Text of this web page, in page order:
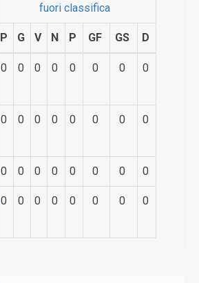
fuori classifica
P G V N P GF GS D
0 0 0 0 0 0 0 0
0 0 0 0 0 0 0 0
0 0 0 0 0 0 0 0
0 0 0 0 0 0 0 0